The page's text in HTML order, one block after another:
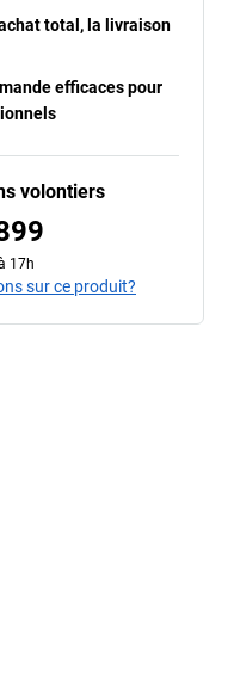
total, la livraison
efficaces pour
volontiers
17h
sur ce produit?